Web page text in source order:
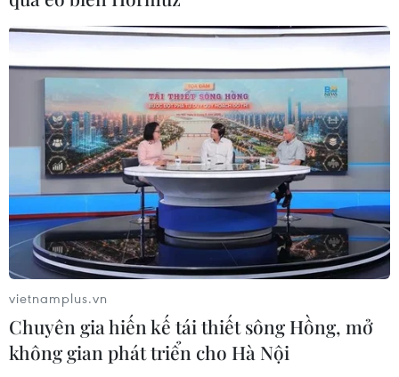
Bất ổn địa chính trị kìm hãm tăng trưởng Eurozone
05/08/2026 22:59
Tổng thống Nga thay đổi vị trí các chỉ huy tại mặt
vietnamplus.vn
Chuyên gia hiến kế tái thiết sông Hồng, mở
không gian phát triển cho Hà Nội